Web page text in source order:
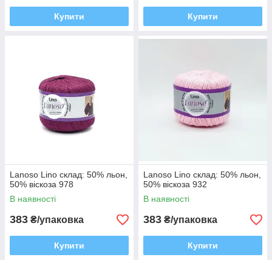
Купити Купити
Lanoso Lino склад: 50% льон,
50% віскоза 978
В наявності
383 ₴/упаковка
Купити
Lanoso Lino склад: 50% льон,
50% віскоза 932
В наявності
383 ₴/упаковка
Купити